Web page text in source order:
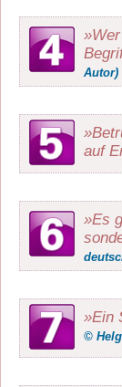
Autor)
auf
»Es
»Ein
©